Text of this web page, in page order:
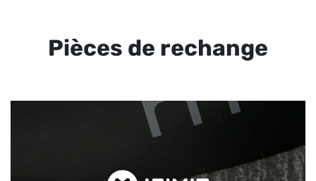
Pièces de rechange